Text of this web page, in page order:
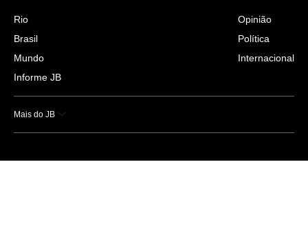
Rio
Brasil
Mundo
Informe JB
Opinião
Política
Internacional
Mais do JB
Esportes